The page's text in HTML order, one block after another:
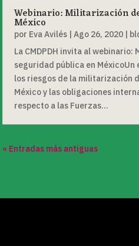
Webinario: Militarización
México
por Eva Avilés |Ago 26, 2020 |
La CMDPDH invita al
seguridad pública en
los riesgos de la militarización
México y las obligaciones
respecto a las Fuerzas...
« Entradas más antiguas